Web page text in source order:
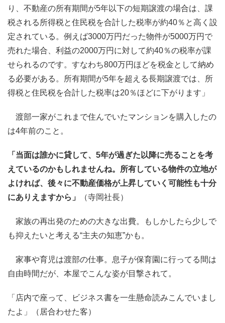
り、不動産の所有期間が5年以下の短期譲渡の場合は、課
税される所得税と住民税を合計した税率が約40％と高く設
定されている。例えば3000万円だった物件が5000万円で
売れた場合、利益の2000万円に対して約40％の税率が課
せられるのです。すなわち800万円ほどを税金として納め
る必要がある。所有期間が5年を超える長期譲渡では、所
得税と住民税を合計した税率は20％ほどに下がります」
渡部一家がこれまで住んでいたマンションを購入したの
は4年前のこと。
「当面は誰かに貸して、5年が過ぎた以降に売ることを考
えているのかもしれませんね。所有している物件の立地が
よければ、後々に不動産価格が上昇していく可能性も十分
にありえますから」
（寺岡社長）
家族の再出発のための大きな出費。もしかしたら少しで
も抑えたいと考える“主夫の知恵”かも。
家事や育児は渡部の仕事。息子が保育園に行ってる間は
自由時間だが、本屋でこんな姿が目撃されて。
「店内で座って、ビジネス書を一生懸命読みこんでいまし
たよ」（居合わせた客）